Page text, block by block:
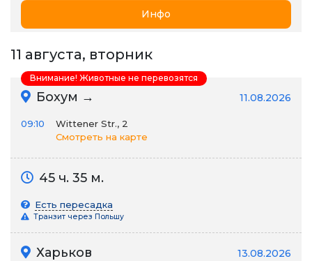
Инфо
11 августа, вторник
Бохум → 11.08.2026
09:10
Wittener Str., 2
Смотреть на карте
45 ч. 35 м.
Есть пересадка
Транзит через Польшу
Харьков 13.08.2026
Внимание! Животные не перевозятся